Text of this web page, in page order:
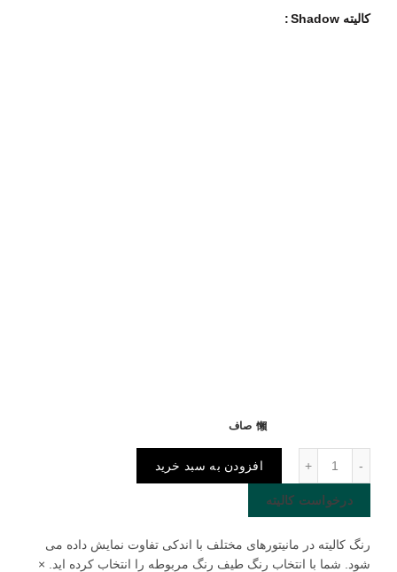
کالیته Shadow
صاف
افزودن به سبد خرید
درخواست کالیته
رنگ کالیته در مانیتورهای مختلف با اندکی تفاوت نمایش داده می
شود. شما با انتخاب رنگ طیف رنگ مربوطه را انتخاب کرده اید. ×